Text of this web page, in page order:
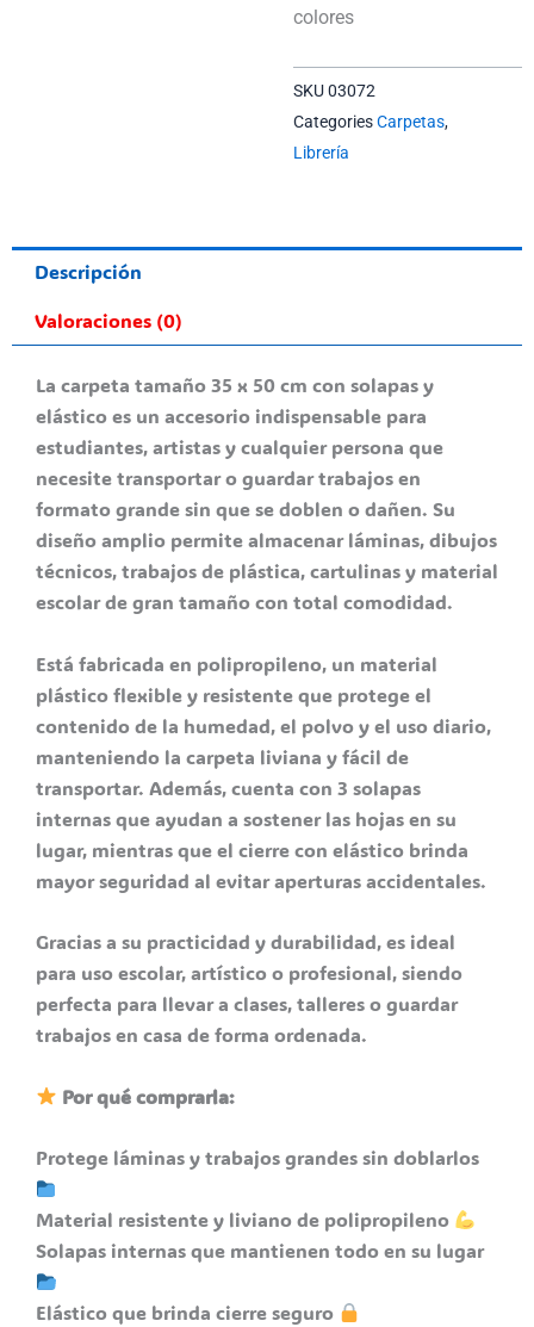
colores
SKU03072
CategoriesCarpetas,
Librería
Descripción
Valoraciones (0)
La carpeta tamaño 35 x 50 cm con solapas y
elástico es un accesorio indispensable para
estudiantes, artistas y cualquier persona que
necesite transportar o guardar trabajos en
formato grande sin que se doblen o dañen. Su
diseño amplio permite almacenar láminas, dibujos
técnicos, trabajos de plástica, cartulinas y material
escolar de gran tamaño con total comodidad.
Está fabricada en polipropileno, un material
plástico flexible y resistente que protege el
contenido de la humedad, el polvo y el uso diario,
manteniendo la carpeta liviana y fácil de
transportar. Además, cuenta con 3 solapas
internas que ayudan a sostener las hojas en su
lugar, mientras que el cierre con elástico brinda
mayor seguridad al evitar aperturas accidentales.
Gracias a su practicidad y durabilidad, es ideal
para uso escolar, artístico o profesional, siendo
perfecta para llevar a clases, talleres o guardar
trabajos en casa de forma ordenada.
Por qué comprarla:
Protege láminas y trabajos grandes sin doblarlos
Material resistente y liviano de polipropileno
Solapas internas que mantienen todo en su lugar
Elástico que brinda cierre seguro